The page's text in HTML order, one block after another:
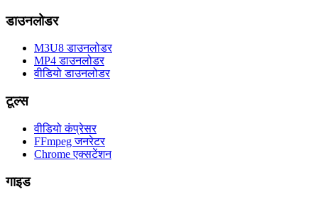
डाउनलोडर
M3U8 डाउनलोडर
MP4 डाउनलोडर
वीडियो डाउनलोडर
टूल्स
वीडियो कंप्रेसर
FFmpeg जनरेटर
Chrome एक्सटेंशन
गाइड